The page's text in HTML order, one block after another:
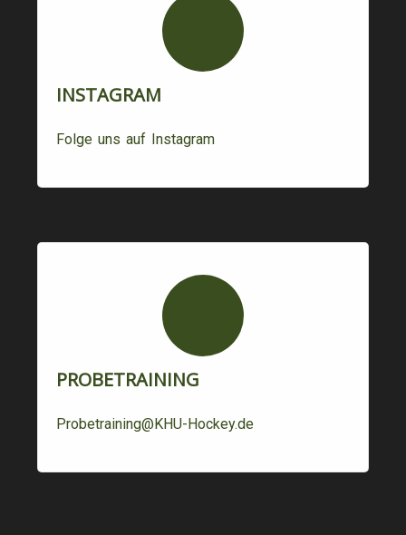
INSTAGRAM
Folge uns auf Instagram
PROBETRAINING
Probetraining@KHU-Hockey.de